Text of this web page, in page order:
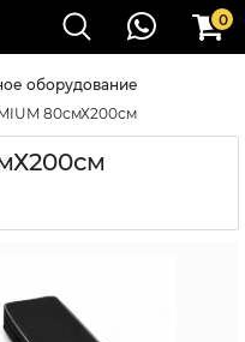
0
оборудование
80смХ200см